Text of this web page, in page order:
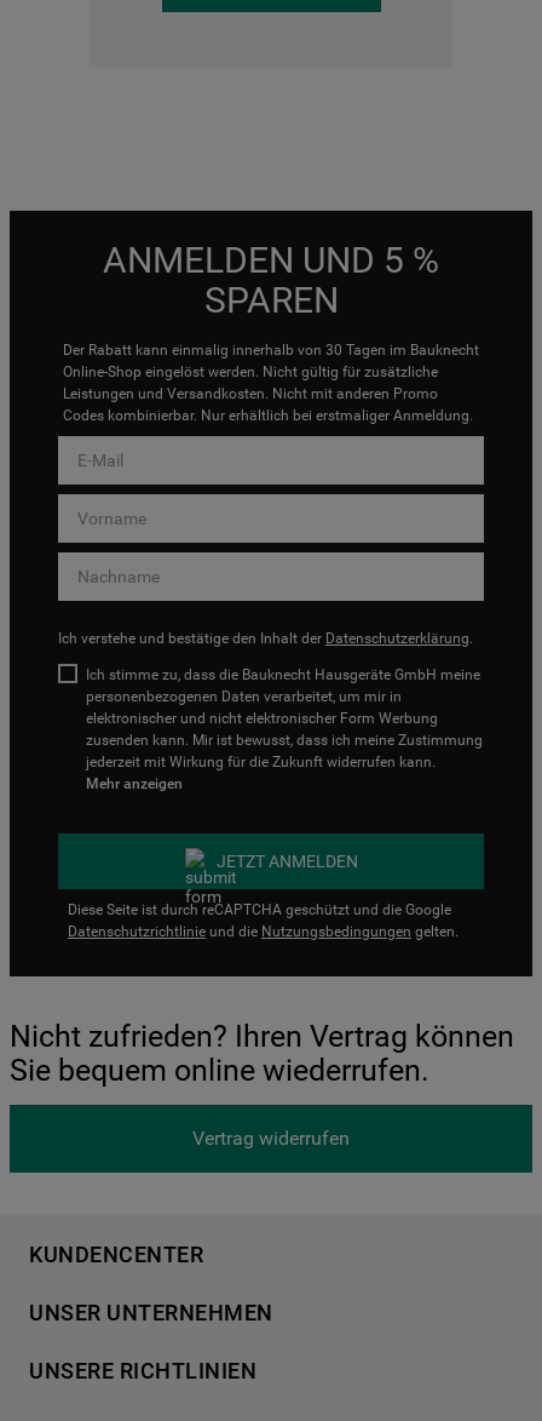
ANMELDEN UND 5 %
SPAREN
Der Rabatt kann einmalig innerhalb von 30 Tagen im Bauknecht
Online-Shop eingelöst werden. Nicht gültig für zusätzliche
Leistungen und Versandkosten. Nicht mit anderen Promo
Codes kombinierbar. Nur erhältlich bei erstmaliger Anmeldung.
Ich verstehe und bestätige den Inhalt der Datenschutzerklärung.
Ich stimme zu, dass die Bauknecht Hausgeräte GmbH meine
personenbezogenen Daten verarbeitet, um mir in
elektronischer und nicht elektronischer Form Werbung
zusenden kann. Mir ist bewusst, dass ich meine Zustimmung
jederzeit mit Wirkung für die Zukunft widerrufen kann.
Mehr anzeigen
JETZT ANMELDEN
Diese Seite ist durch reCAPTCHA geschützt und die Google
Datenschutzrichtlinie und die Nutzungsbedingungen gelten.
Nicht zufrieden? Ihren Vertrag können
Sie bequem online wiederrufen.
Vertrag widerrufen
KUNDENCENTER
Händlersuche
Häufige Fragen
UNSER UNTERNEHMEN
Für Händler
UNSERE RICHTLINIEN